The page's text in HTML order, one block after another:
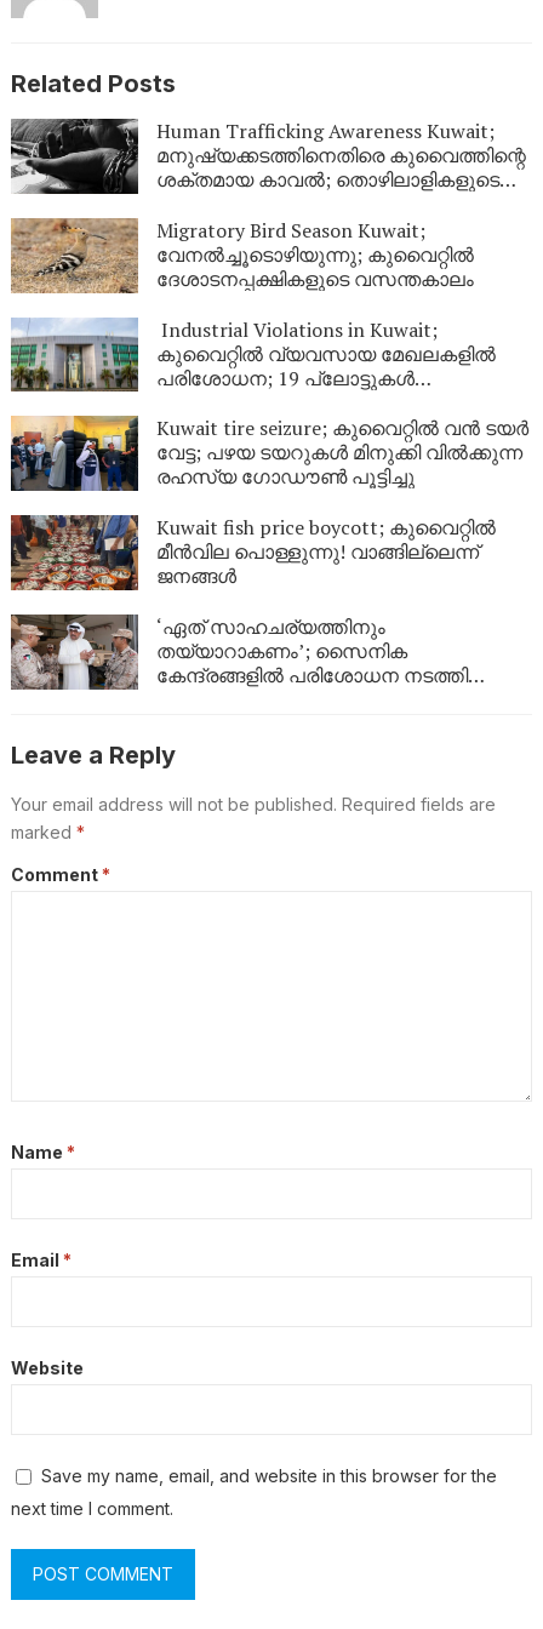
Related Posts
Human Trafficking Awareness Kuwait;
മനുഷ്യക്കടത്തിനെതിരെ കുവൈത്തിന്റെ
ശക്തമായ കാവൽ; തൊഴിലാളികളുടെ
Migratory Bird Season Kuwait;
വേനൽച്ചൂടൊഴിയുന്നു; കുവൈറ്റിൽ
ദേശാടനപ്പക്ഷികളുടെ വസന്തകാലം
Industrial Violations in Kuwait;
കുവൈറ്റിൽ വ്യവസായ മേഖലകളിൽ
പരിശോധന; 19 പ്ലോട്ടുകൾ
Kuwait tire seizure; കുവൈറ്റിൽ വൻ ടയർ
വേട്ട; പഴയ ടയറുകൾ മിനുക്കി വിൽക്കുന്ന
രഹസ്യ ഗോഡൗൺ പൂട്ടിച്ചു
Kuwait fish price boycott; കുവൈറ്റിൽ
മീൻവില പൊള്ളുന്നു! വാങ്ങില്ലെന്ന്
ജനങ്ങൾ
‘ഏത് സാഹചര്യത്തിനും
തയ്യാറാകണം’; സൈനിക
കേന്ദ്രങ്ങളിൽ പരിശോധന നടത്തി
Leave a Reply
Your email address will not be published. Required fields are
marked *
Comment *
Name *
Email *
Website
Save my name, email, and website in this browser for the
next time I comment.